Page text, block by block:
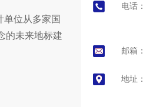
位从多家国
的未来地标建
电话：
邮箱：
地址：